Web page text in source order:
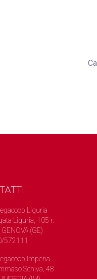
Liguria
Liguria, 105 r.
(GE)
572111
Imperia
Schiva, 48